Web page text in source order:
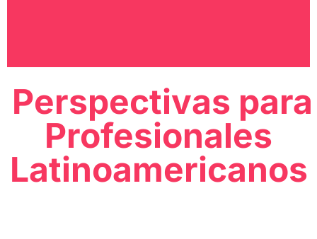
Perspectivas para
Profesionales
Latinoamericanos